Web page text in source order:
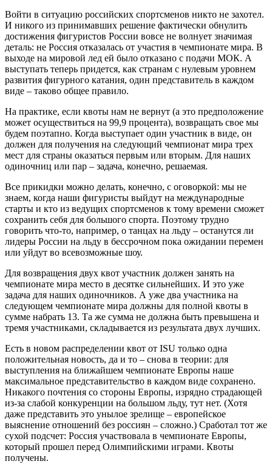
Войти в ситуацию российских спортсменов никто не захотел.
И никого из принимавших решение фактически обнулить
достижения фигуристов России вовсе не волнует значимая
деталь: не Россия отказалась от участия в чемпионате мира. В
выходе на мировой лед ей было отказано с подачи МОК. А
выступать теперь придется, как странам с нулевым уровнем
развития фигурного катания, один представитель в каждом
виде – таково общее правило.
На практике, если квоты нам не вернут (а это предположение
может осуществиться на 99,9 процента), возвращать свое мы
будем поэтапно. Когда выступает один участник в виде, он
должен для получения на следующий чемпионат мира трех
мест для страны оказаться первым или вторым. Для наших
одиночниц или пар – задача, конечно, решаемая.
Все прикидки можно делать, конечно, с оговоркой: мы не
знаем, когда наши фигуристы выйдут на международные
старты и кто из ведущих спортсменов к тому времени сможет
сохранить себя для большого спорта. Поэтому трудно
говорить что-то, например, о танцах на льду – останутся ли
лидеры России на льду в бессрочном пока ожидании перемен
или уйдут во всевозможные шоу.
Для возвращения двух квот участник должен занять на
чемпионате мира место в десятке сильнейших. И это уже
задача для наших одиночников. А уже два участника на
следующем чемпионате мира должны для полной квоты в
сумме набрать 13. Та же сумма не должна быть превышена и
тремя участниками, складывается из результата двух лучших.
Есть в новом распределении квот от ISU только одна
положительная новость, да и то – снова в теории: для
выступления на ближайшем чемпионате Европы наше
максимальное представительство в каждом виде сохранено.
Никакого почтения со стороны Европы, изрядно страдающей
из-за слабой конкуренции на большом льду, тут нет. (Хотя
даже представить это унылое зрелище – европейское
выяснение отношений без россиян – сложно.) Сработал тот же
сухой подсчет: Россия участвовала в чемпионате Европы,
который прошел перед Олимпийскими играми. Квоты
получены.